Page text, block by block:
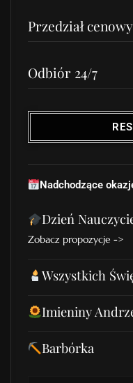
Przedział cenowy
Odbiór 24/7
Nadchodzące
Dzień
Zobacz propozycje ->
Wszystkich
Imieniny
Barbórka